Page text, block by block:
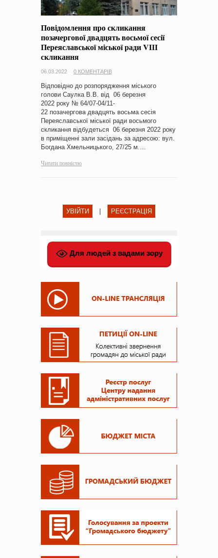
Повідомлення про скликання
позачергової двадцять восьмої сесії
Переяславської міської ради VІІІ
скликання
06.03.2022 0 КОМЕНТАРІВ
Відповідно до розпорядження міського
голови Саулка В.В. від 06 березня
2022 року № 64/07-04/11-
22 позачергова двадцять восьма сесія
Переяславської міської ради восьмого
скликання відбудеться 06 березня 2022 року
в приміщенні зали засідань за адресою: вул.
Богдана Хмельницького, 27/25 м.…
Читати повністю
УВІЙТИ | РЕЄСТРАЦІЯ
Для людей з вадами зору